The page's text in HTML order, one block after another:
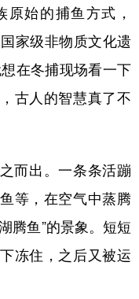
始的捕鱼方式，
家级非物质文化遗
在冬捕现场看一下
古人的智慧真了不
而出。一条条活蹦
等，在空气中蒸腾
腾鱼”的景象。短短
冻住，之后又被运